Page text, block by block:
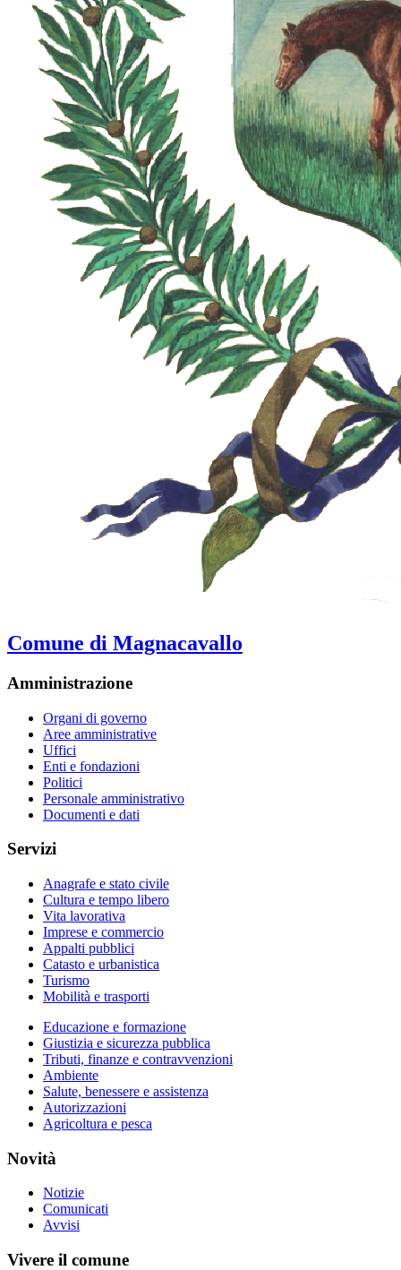
Comune di Magnacavallo
Amministrazione
Organi di governo
Aree amministrative
Uffici
Enti e fondazioni
Politici
Personale amministrativo
Documenti e dati
Servizi
Anagrafe e stato civile
Cultura e tempo libero
Vita lavorativa
Imprese e commercio
Appalti pubblici
Catasto e urbanistica
Turismo
Mobilità e trasporti
Educazione e formazione
Giustizia e sicurezza pubblica
Tributi, finanze e contravvenzioni
Ambiente
Salute, benessere e assistenza
Autorizzazioni
Agricoltura e pesca
Novità
Notizie
Comunicati
Avvisi
Vivere il comune